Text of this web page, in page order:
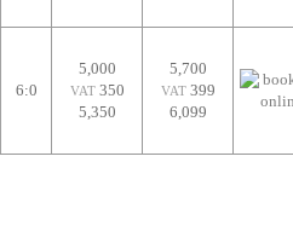
6:0
5,000
VAT350
5,350
5,700
VAT399
6,099